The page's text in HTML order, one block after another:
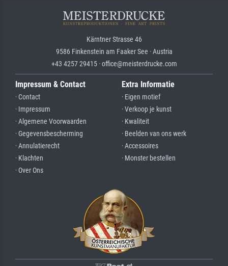
Kärntner Strasse 46
9586 Finkenstein am Faaker See · Austria
+43 4257 29415 · office@meisterdrucke.com
Impressum & Contact
· Contact
· Impressum
· Algemene Voorwaarden
· Gegevensbescherming
· Annulatierecht
· Klachten
· Over Ons
Extra Informatie
· Eigen motief
· Verkoop je kunst
· Kwaliteit
· Beelden van ons werk
· Accessoires
· Monster bestellen